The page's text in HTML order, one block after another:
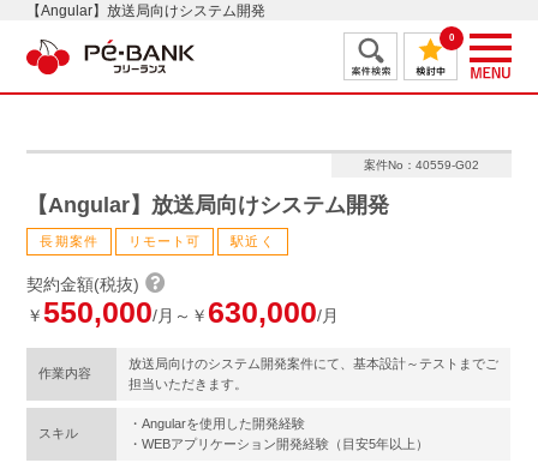
【Angular】放送局向けシステム開発
0
案件No：40559-G02
【Angular】放送局向けシステム開発
長期案件 リモート可 駅近く
契約金額(税抜)
￥550,000/月～￥ 630,000/月
作業内容
放送局向けのシステム開発案件にて、基本設計～テストまでご
担当いただきます。
スキル
・Angularを使用した開発経験
・WEBアプリケーション開発経験（目安5年以上）